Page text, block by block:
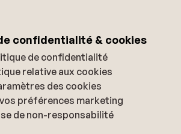
confidentialité & cookies
de confidentialité
relative aux cookies
des cookies
préférences marketing
de non-responsabilité